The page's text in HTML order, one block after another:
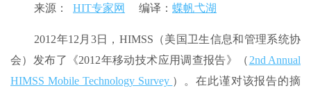
来源： HIT专家网 编译： 蝶帆弋湖
2012年12月3日，HIMSS（美国卫生信息和管理系统协
会）发布了《2012年移动技术应用调查报告》（2nd Annual
HIMSS Mobile Technology Survey ）。在此谨对该报告的摘